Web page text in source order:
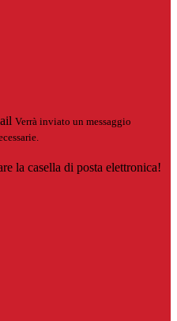
Verrà inviato un messaggio
la casella di posta elettronica!